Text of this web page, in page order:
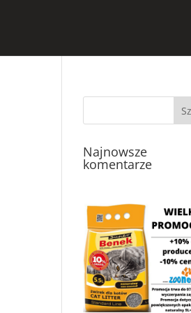
Najnowsze
komentarze